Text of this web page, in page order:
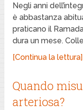
Negli anni
è abbastanza
praticano il
dura un mese.
[Continua la lettura]
Quando
arteriosa?